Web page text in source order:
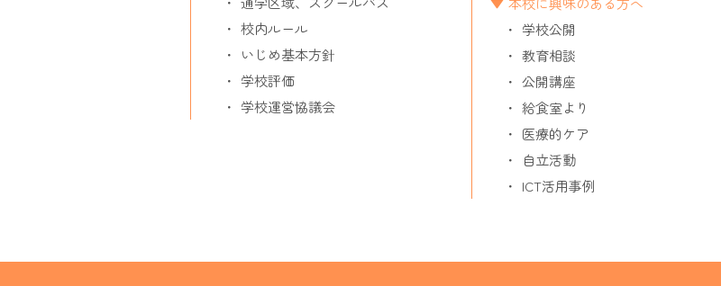
校内ルール
いじめ基本方針
学校評価
学校運営協議会
学校公開
教育相談
公開講座
給食室より
医療的ケア
自立活動
ICT活用事例